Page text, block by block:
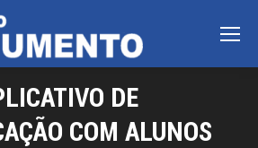
DE
COM ALUNOS